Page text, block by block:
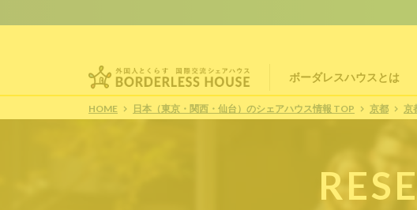
ボーダレスハウスとは
HOME 日本（東京・関西・仙台）のシェアハウス情報 TOP 京都 京